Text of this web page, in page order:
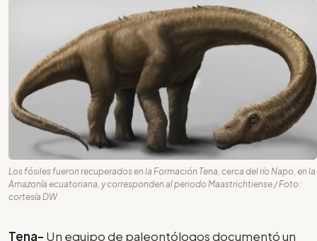
Los fósiles fueron recuperados en la Formación Tena, cerca del río Napo, en la
Amazonía ecuatoriana, y corresponden al periodo Maastrichtiense / Foto:
cortesía DW
Tena- Un equipo de paleontólogos documentó un